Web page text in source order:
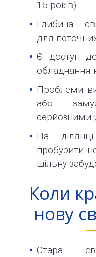
15 років)
Глибина
для
Є доступ до
обладнання
Проблеми
або
серйозними
На
пробурити
щільну
Коли
нову
Стара